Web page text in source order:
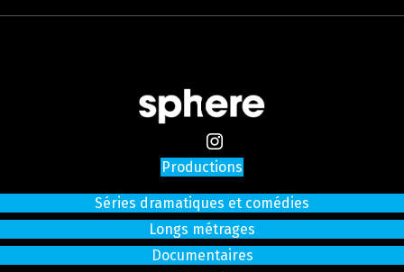
Productions
Séries dramatiques et comédies
Longs métrages
Documentaires